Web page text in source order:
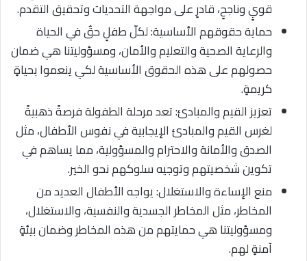
قويٍ وناجحٍ، قادرٍ على مواجهة التحديات وتحقيق التقدم.
حماية حقوقهم الأساسية: لكلّ طفلٍ حقٌ في الحياة
والرعاية الصحية والتعليم والأمان، ومسؤوليتنا هي ضمان
حصولهم على هذه الحقوق الأساسية لكي ينعموا بحياةٍ
كريمةٍ.
تعزيز القيم والمبادئ: تعد مرحلة الطفولة فرصةً ذهبيةً
لغرس القيم والمبادئ الإيجابية في نفوس الأطفال، مثل
الصدق والأمانة والاحترام والمسؤولية، مما يساهم في
تكوين شخصيتهم وتوجيه سلوكهم نحو الخير.
منع الإساءة والاستغلال: يواجه الأطفال العديد من
المخاطر، مثل المخاطر الجسدية والنفسية، والاستغلال،
ومسؤوليتنا هي حمايتهم من هذه المخاطر وضمان بيئةٍ
آمنةٍ لهم.